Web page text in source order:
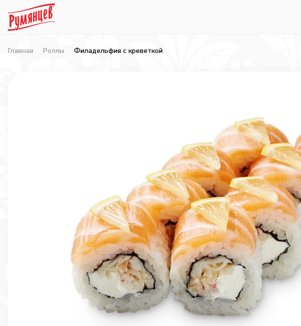
Главная Роллы Филадельфия с креветкой